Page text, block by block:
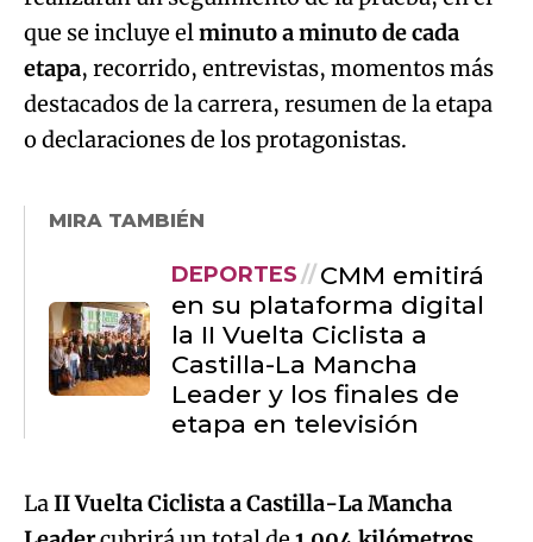
o declaraciones de los protagonistas.
MIRA TAMBIÉN
DEPORTES
CMM emitirá
la II Vuelta Ciclista a
Leader y los finales de
etapa en televisión
LaII Vuelta Ciclista a Castilla-La Mancha
cubrirá un total de 1.004 kilómetros
masculina y 2 de la femenina, en las que serán
protagonistas las cinco provincias y 102